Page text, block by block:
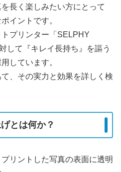
長く楽しみたい方にとって
イントです。
プリンター「SELPHY
して『キレイ長持ち』を謳う
しています。
、その実力と効果を詳しく検
とは何か？
リントした写真の表面に透明